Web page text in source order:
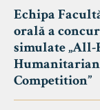
Echipa
orală a
simulate
Humanitarian
Competition”